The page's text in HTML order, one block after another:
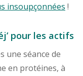
insoupçonnées !
pour les actifs
une séance de
en protéines, à